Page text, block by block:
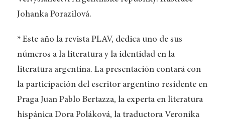
Johanka Porazilová.
* Este año la revista PLAV, dedica uno de sus
números a la literatura y la identidad en la
literatura argentina. La presentación contará con
la participación del escritor argentino residente en
Praga Juan Pablo Bertazza, la experta en literatura
hispánica Dora Poláková, la traductora Veronika